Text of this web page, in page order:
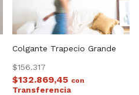
Colgante Trapecio Grande
$156.317
$132.869,45 con